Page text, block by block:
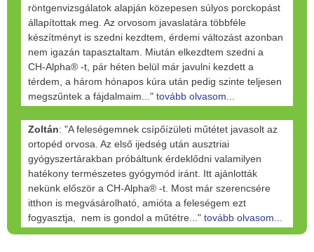
röntgenvizsgálatok alapján közepesen súlyos porckopást
állapítottak meg. Az orvosom javaslatára többféle
készítményt is szedni kezdtem, érdemi változást azonban
nem igazán tapasztaltam. Miután elkezdtem szedni a
CH-Alpha® -t, pár héten belül már javulni kezdett a
térdem, a három hónapos kúra után pedig szinte teljesen
megszűntek a fájdalmaim..." tovább olvasom...
Zoltán: "A feleségemnek csípőízületi műtétet javasolt az
ortopéd orvosa. Az első ijedség után ausztriai
gyógyszertárakban próbáltunk érdeklődni valamilyen
hatékony természetes gyógymód iránt. Itt ajánlották
nekünk először a CH-Alpha® -t. Most már szerencsére
itthon is megvásárolható, amióta a feleségem ezt
fogyasztja, nem is gondol a műtétre..." tovább olvasom...